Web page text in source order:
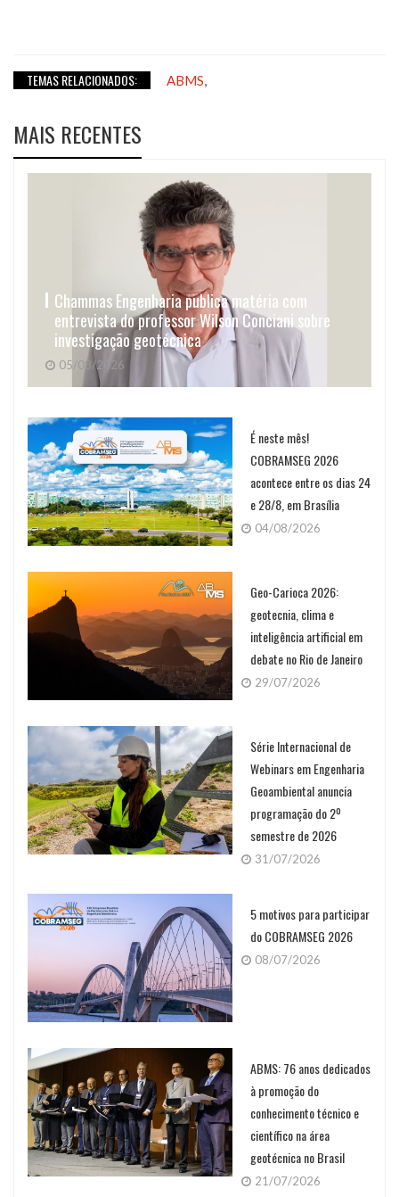
TEMAS RELACIONADOS: ABMS
MAIS RECENTES
Chammas Engenharia publica matéria com
entrevista do professor Wilson Conciani sobre
investigação geotécnica
05/08/2026
É neste mês!
COBRAMSEG 2026
acontece entre os dias 24
e 28/8, em Brasília
04/08/2026
Geo-Carioca 2026:
geotecnia, clima e
inteligência artificial em
debate no Rio de Janeiro
29/07/2026
Série Internacional de
Webinars em Engenharia
Geoambiental anuncia
programação do 2º
semestre de 2026
31/07/2026
5 motivos para participar
do COBRAMSEG 2026
08/07/2026
ABMS: 76 anos dedicados
à promoção do
conhecimento técnico e
científico na área
geotécnica no Brasil
21/07/2026